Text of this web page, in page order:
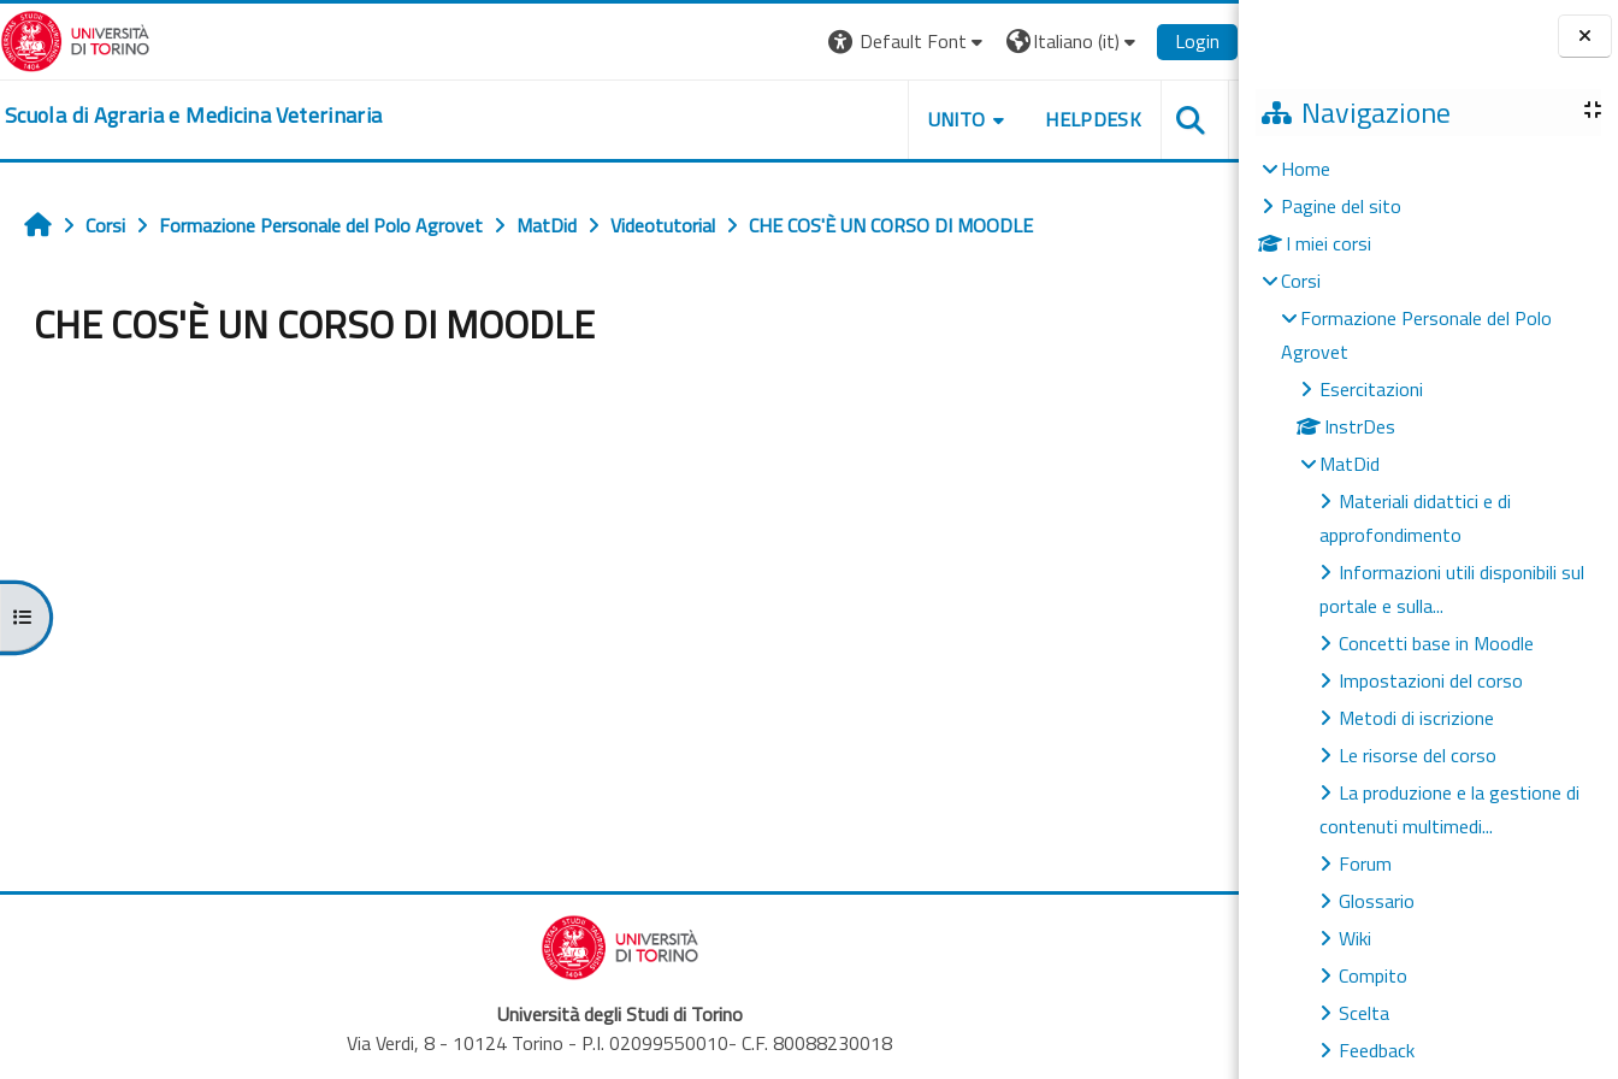
Vai al contenuto principale
Blocchi
Navigazione
Home
Pagine del sito
I miei corsi
Corsi
Formazione Personale del Polo
Agrovet
Esercitazioni
InstrDes
MatDid
Materiali didattici e di
approfondimento
Informazioni utili disponibili sul
portale e sulla...
Concetti base in Moodle
Impostazioni del corso
Metodi di iscrizione
Le risorse del corso
La produzione e la gestione di
contenuti multimedi...
Forum
Glossario
Wiki
Compito
Scelta
Feedback
Default Font Italiano ‎(it)‎ Login
Scuola di Agraria e Medicina Veterinaria UNITO HELPDESK
Apri indice del corso
Home
Corsi Formazione Personale del Polo Agrovet MatDid Videotutorial CHE COS'È UN CORSO DI MOODLE
CHE COS'È UN CORSO DI MOODLE
Università degli Studi di Torino
Via Verdi, 8 - 10124 Torino - P.I. 02099550010- C.F. 80088230018